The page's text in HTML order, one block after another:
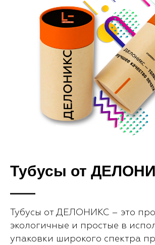
Тубусы от
Тубусы от ДЕЛОНИКС – это
экологичные и простые в
упаковки широкого спектра